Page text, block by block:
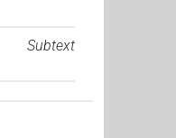
Subtext